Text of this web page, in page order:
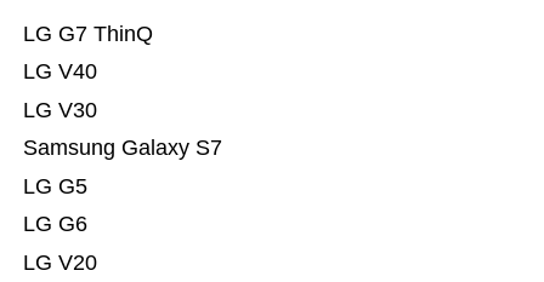
LG V20
LG G6
LG G5
Samsung Galaxy S7
LG V30
LG V40
LG G7 ThinQ